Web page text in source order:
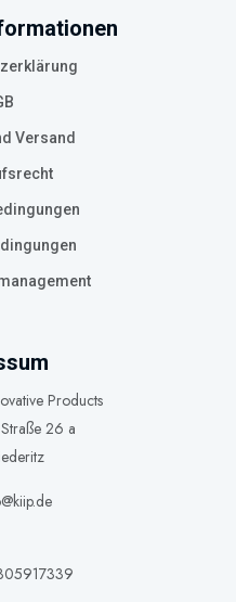
Versand
Products
26 a